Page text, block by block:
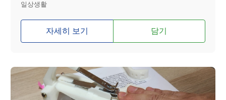
일상생활
자세히 보기 담기